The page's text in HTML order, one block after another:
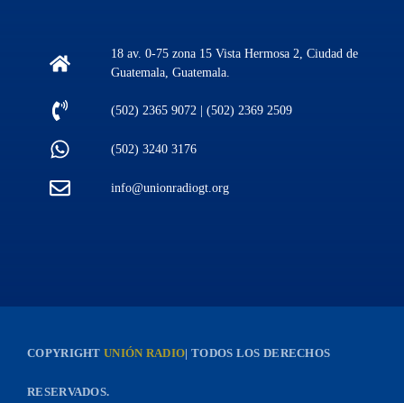
18 av. 0-75 zona 15 Vista Hermosa 2, Ciudad de
Guatemala, Guatemala.
(502) 2365 9072 | (502) 2369 2509
(502) 3240 3176
info@unionradiogt.org
COPYRIGHTUNIÓN RADIO| TODOS LOS DERECHOS
RESERVADOS.